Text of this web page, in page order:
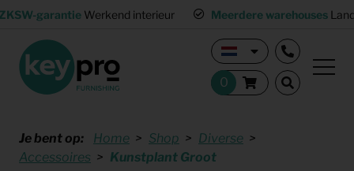
garantie Werkend interieur Meerdere warehouses
Je bent op: Home Shop
Diverse
Accessoires
Kunstplant Groot